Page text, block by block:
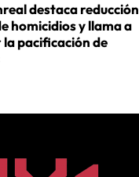
destaca reducción
homicidios y llama a
pacificación de